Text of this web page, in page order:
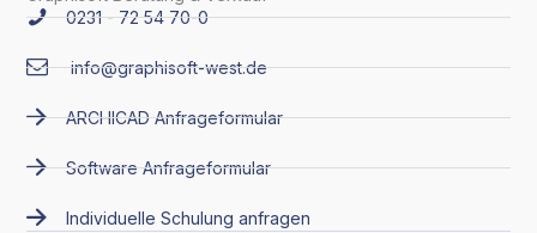
0231 - 72 54 70-0
info@graphisoft-west.de
ARCHICAD Anfrageformular
Software Anfrageformular
Individuelle Schulung anfragen